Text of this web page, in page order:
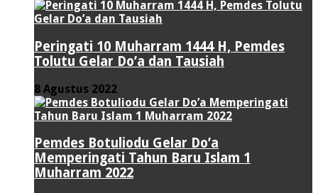
Peringati 10 Muharram 1444 H, Pemdes
Tolutu Gelar Do’a dan Tausiah
8 Agustus 2022
Pemdes Botuliodu Gelar Do’a
Memperingati Tahun Baru Islam 1
Muharram 2022